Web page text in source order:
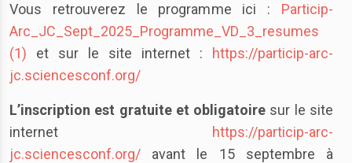
Vous retrouverez le programme ici : Particip-
Arc_JC_Sept_2025_Programme_VD_3_resumes
(1) et sur le site internet : https://particip-arc-
jc.sciencesconf.org/
L’inscription est gratuite et obligatoire sur le site
internet https://particip-arc-
jc.sciencesconf.org/ avant le 15 septembre à